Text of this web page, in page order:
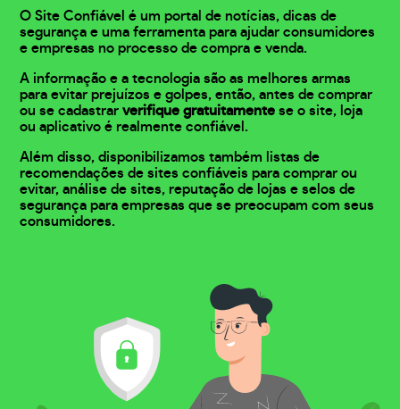
O Site Confiável é um portal de notícias, dicas de
segurança e uma ferramenta para ajudar consumidores
e empresas no processo de compra e venda.
A informação e a tecnologia são as melhores armas
para evitar prejuízos e golpes, então, antes de comprar
ou se cadastrarverifique gratuitamente se o site, loja
ou aplicativo é realmente confiável.
Além disso, disponibilizamos também listas de
recomendações de sites confiáveis para comprar ou
evitar, análise de sites, reputação de lojas e selos de
segurança para empresas que se preocupam com seus
consumidores.